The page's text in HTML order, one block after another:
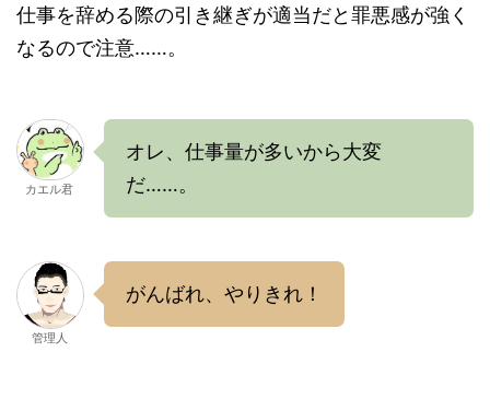
仕事を辞める際の引き継ぎが適当だと罪悪感が強く
なるので注意……。
カエル君
オレ、仕事量が多いから大変
だ……。
管理人
がんばれ、やりきれ！